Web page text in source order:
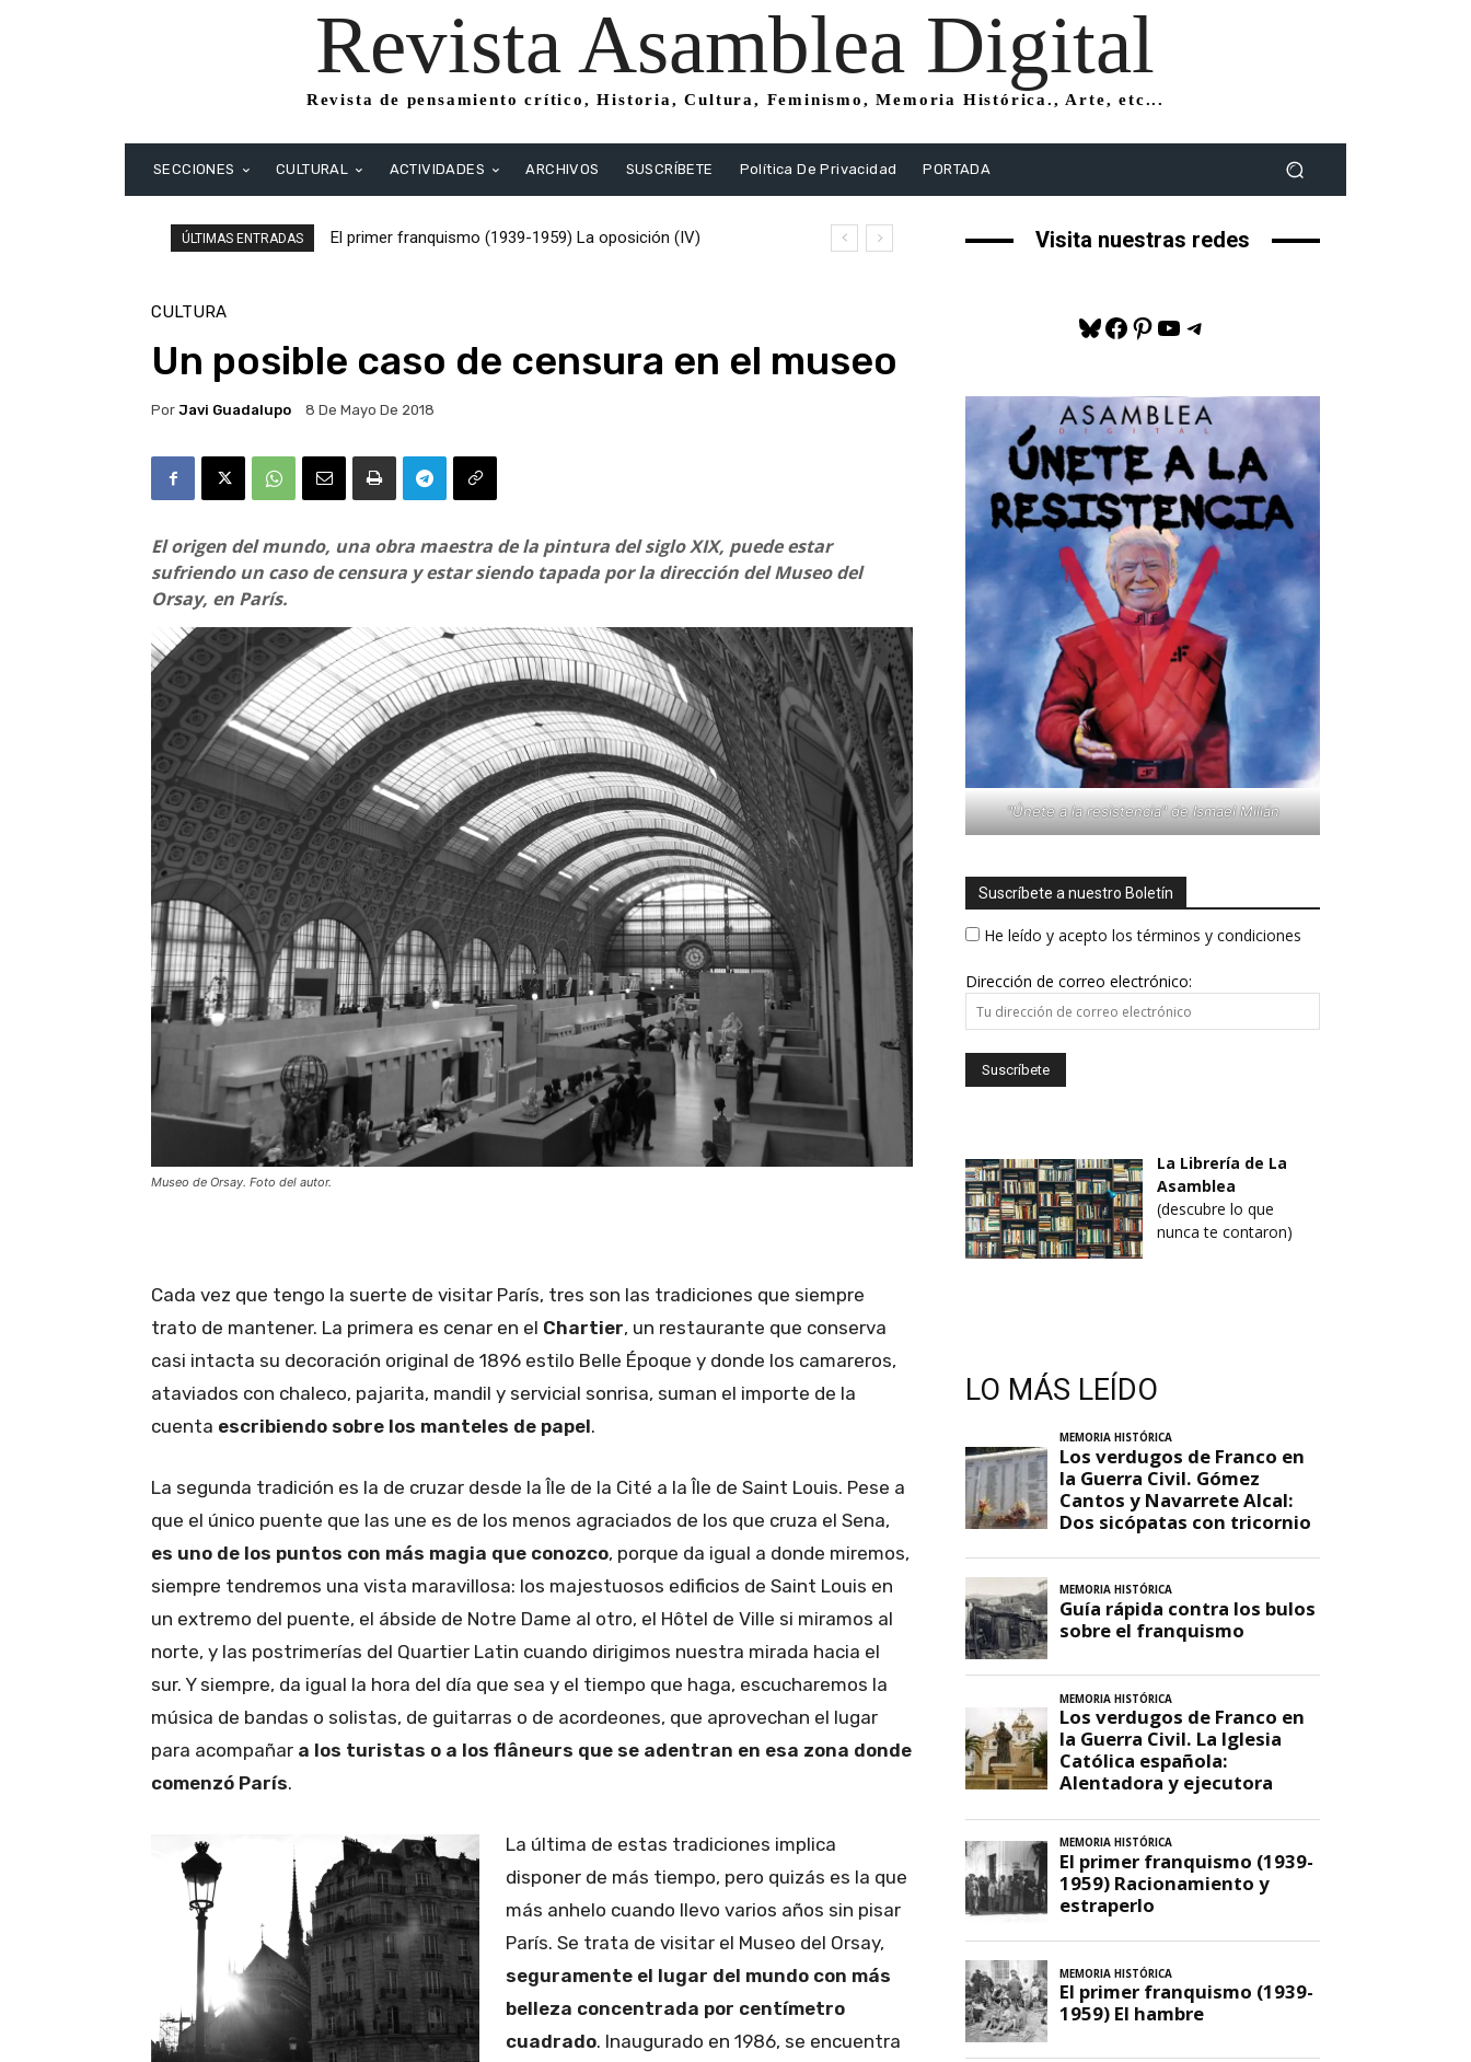
Revista Asamblea Digital
Revista de pensamiento crítico, Historia, Cultura, Feminismo, Memoria Histórica., Arte, etc...
SECCIONES CULTURAL ACTIVIDADES ARCHIVOS SUSCRÍBETE Política De Privacidad PORTADA
ÚLTIMAS ENTRADAS
El primer franquismo (1939-1959) La oposición (IV)
El primer franquismo (1939-1959) La oposición (III) El PSOE
CULTURA
Un posible caso de censura en el museo
Por Javi Guadalupo 8 De Mayo De 2018
El origen del mundo, una obra maestra de la pintura del siglo XIX, puede estar
sufriendo un caso de censura y estar siendo tapada por la dirección del Museo del
Orsay, en París.
Museo de Orsay. Foto del autor.
Cada vez que tengo la suerte de visitar París, tres son las tradiciones que siempre
trato de mantener. La primera es cenar en el Chartier, un restaurante que conserva
casi intacta su decoración original de 1896 estilo Belle Époque y donde los camareros,
ataviados con chaleco, pajarita, mandil y servicial sonrisa, suman el importe de la
cuenta escribiendo sobre los manteles de papel.
La segunda tradición es la de cruzar desde la Île de la Cité a la Île de Saint Louis. Pese a
que el único puente que las une es de los menos agraciados de los que cruza el Sena,
es uno de los puntos con más magia que conozco, porque da igual a donde miremos,
siempre tendremos una vista maravillosa: los majestuosos edificios de Saint Louis en
un extremo del puente, el ábside de Notre Dame al otro, el Hôtel de Ville si miramos al
norte, y las postrimerías del Quartier Latin cuando dirigimos nuestra mirada hacia el
sur. Y siempre, da igual la hora del día que sea y el tiempo que haga, escucharemos la
música de bandas o solistas, de guitarras o de acordeones, que aprovechan el lugar
para acompañar a los turistas o a los flâneurs que se adentran en esa zona donde
comenzó París.
La última de estas tradiciones implica
disponer de más tiempo, pero quizás es la que
más anhelo cuando llevo varios años sin pisar
París. Se trata de visitar el Museo del Orsay,
seguramente el lugar del mundo con más
belleza concentrada por centímetro
cuadrado. Inaugurado en 1986, se encuentra
Visita nuestras redes
Bluesky
Facebook
Pinterest
YouTube
Telegram
"Únete a la resistencia" de Ismael Millán
Suscríbete a nuestro Boletín
He leído y acepto los términos y condiciones
Dirección de correo electrónico:
La Librería de La
Asamblea
(descubre lo que
nunca te contaron)
LO MÁS LEÍDO